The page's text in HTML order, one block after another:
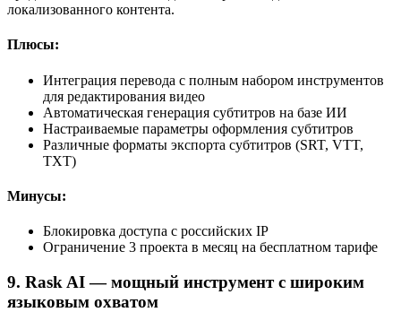
локализованного контента.
Плюсы:
Интеграция перевода с полным набором инструментов
для редактирования видео
Автоматическая генерация субтитров на базе ИИ
Настраиваемые параметры оформления субтитров
Различные форматы экспорта субтитров (SRT, VTT,
TXT)
Минусы:
Блокировка доступа с российских IP
Ограничение 3 проекта в месяц на бесплатном тарифе
9. Rask AI — мощный инструмент с широким
языковым охватом